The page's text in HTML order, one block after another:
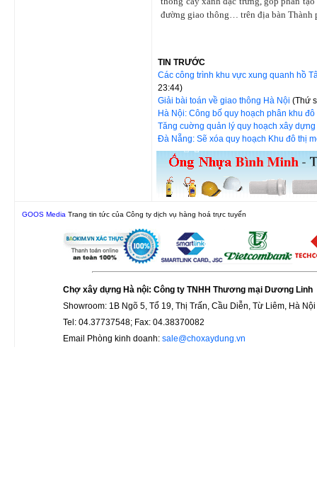
đường giao thông… trên địa bàn Thành
TIN TRƯỚC
Các công trình khu vực xung quanh hồ
23:44)
Giải bài toán về giao thông Hà Nội(Thứ
Hà Nội: Công bố quy hoạch phân khu
Tăng cuờng quản lý quy hoạch xây
Đà Nẵng: Sẽ xóa quy hoạch Khu đô thị
GOOS Media Trang tin tức của Công ty dịch vụ hàng hoá trực tuyến
Chợ xây dựng Hà nội: Công ty TNHH Thương mại Dương Linh
Showroom: 1B Ngõ 5, Tổ 19, Thị Trấn, Cầu Diễn, Từ Liêm, Hà Nội
Tel: 04.37737548; Fax: 04.38370082
Email Phòng kinh doanh: sale@choxaydung.vn